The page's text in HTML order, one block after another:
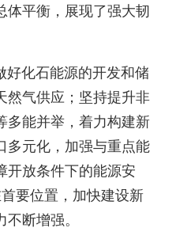
体平衡，展现了强大韧
好化石能源的开发和储
然气供应；坚持提升非
多能并举，着力构建新
多元化，加强与重点能
开放条件下的能源安
要位置，加快建设新
断增强。